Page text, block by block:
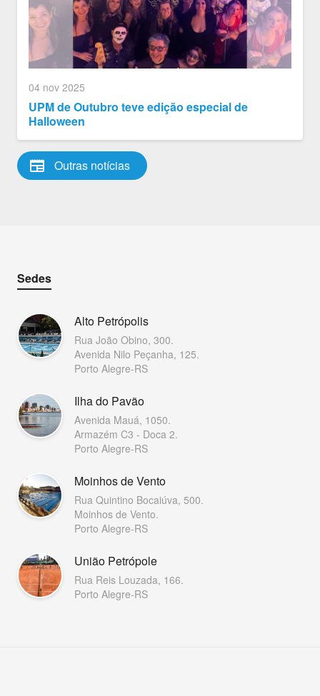
04 nov 2025
UPM de Outubro teve edição especial de
Halloween
newspaper Outras notícias
Sedes
Alto Petrópolis
Rua João Obino, 300.
Avenida Nilo Peçanha, 125.
Porto Alegre-RS
Ilha do Pavão
Avenida Mauá, 1050.
Armazém C3 - Doca 2.
Porto Alegre-RS
Moinhos de Vento
Rua Quintino Bocaiúva, 500.
Moinhos de Vento.
Porto Alegre-RS
União Petrópole
Rua Reis Louzada, 166.
Porto Alegre-RS